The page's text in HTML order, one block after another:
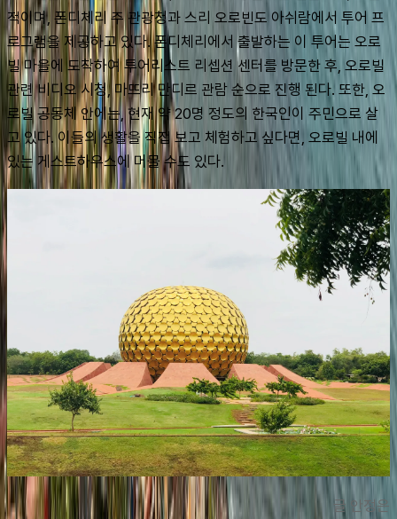
적이며, 폰디체리 주 관광청과 스리 오로빈도 아쉬람에서 투어 프
로그램을 제공하고 있다. 폰디체리에서 출발하는 이 투어는 오로
빌 마을에 도착하여 투어리스트 리셉션 센터를 방문한 후, 오로빌
관련 비디오 시청, 마뜨리 만디르 관람 순으로 진행 된다. 또한, 오
로빌 공동체 안에는, 현재 약 20명 정도의 한국인이 주민으로 살
고 있다. 이들의 생활을 직접 보고 체험하고 싶다면, 오로빌 내에
있는 게스트하우스에 머물 수도 있다.
글 안정은